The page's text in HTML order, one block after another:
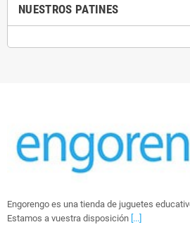
NUESTROS PATINES
Engorengo es una tienda de juguetes
Estamos a vuestra disposición [...]